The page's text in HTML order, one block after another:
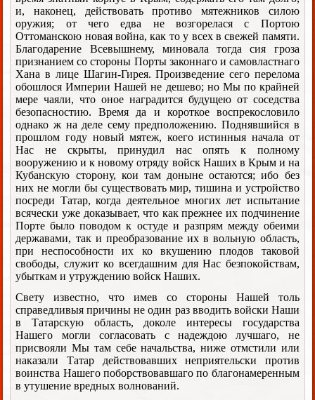
и, наконец, действовать противо мятежников силою
оружия; от чего едва не возгорелася с Портою
Оттоманскою новая война, как то у всех в свежей памяти.
Благодарение Всевышнему, миновала тогда сия гроза
признанием со стороны Порты законнаго и самовластнаго
Хана в лице Шагин-Гирея. Произведение сего перелома
обошлося Империи Нашей не дешево; но Мы по крайней
мере чаяли, что оное наградится будущею от соседства
безопасностию. Время да и короткое воспрекословило
однако ж на деле сему предположению. Поднявшийся в
прошлом году новый мятеж, коего истинныя начала от
Нас не скрыты, принудил нас опять к полному
вооружению и к новому отряду войск Наших в Крым и на
Кубанскую сторону, кои там доныне остаются; ибо без
них не могли бы существовать мир, тишина и устройство
посреди Татар, когда деятельное многих лет испытание
всячески уже доказывает, что как прежнее их подчинение
Порте было поводом к остуде и разпрям между обеими
державами, так и преобразование их в вольную область,
при неспособности их ко вкушению плодов таковой
свободы, служит ко всегдашним для Нас безпокойствам,
убыткам и утруждению войск Наших.
Свету известно, что имев со стороны Нашей толь
справедливыя причины не один раз вводить войски Наши
в Татарскую область, доколе интересы государства
Нашего могли согласовать с надеждою лучшаго, не
присвояли Мы там себе начальства, ниже отмстили или
наказали Татар действовавших неприятельски против
воинства Нашего поборствовавшаго по благонамеренным
в утушение вредных волнований.